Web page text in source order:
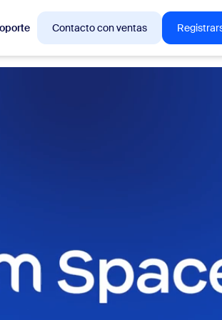
Contacto con ventas
en las que los clientes de Zoom están
de CX